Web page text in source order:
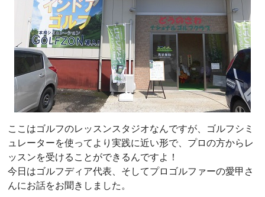
ここはゴルフのレッスンスタジオなんですが、ゴルフシミ
ュレーターを使ってより実践に近い形で、プロの方からレ
ッスンを受けることができるんですよ！
今日はゴルフディア代表、そしてプロゴルファーの愛甲さ
んにお話をお聞きしました。